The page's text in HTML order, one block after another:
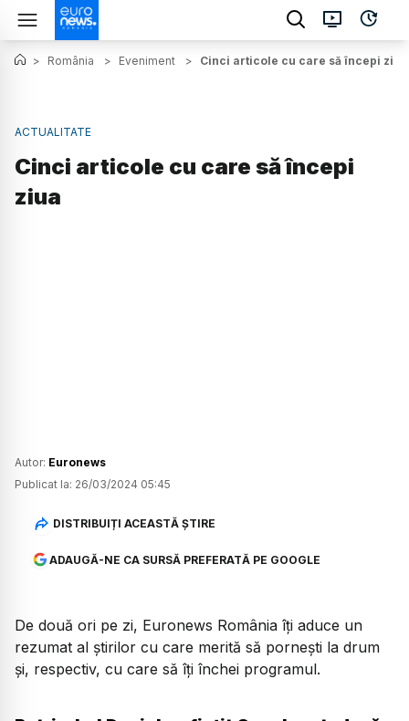
> România > Eveniment > Cinci articole cu care să începi ziua
ACTUALITATE
Cinci articole cu care să începi
ziua
Autor: Euronews
Publicat la: 26/03/2024 05:45
DISTRIBUIȚI ACEASTĂ ȘTIRE
ADAUGĂ-NE CA SURSĂ PREFERATĂ PE GOOGLE
De două ori pe zi, Euronews România îți aduce un
rezumat al știrilor cu care merită să pornești la drum
și, respectiv, cu care să îți închei programul.